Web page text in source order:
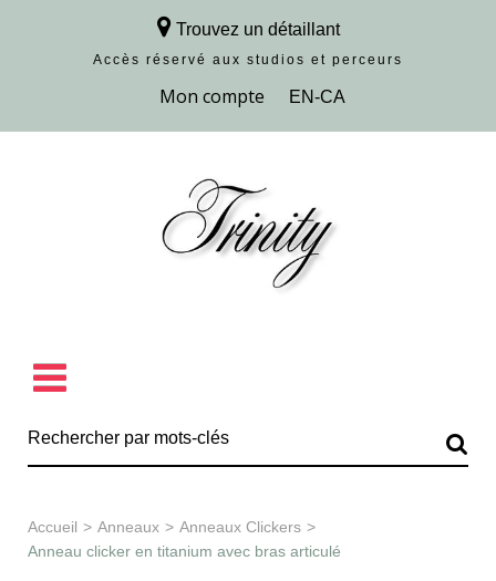
Trouvez un détaillant
Accès réservé aux studios et perceurs
Découvrir la collection
Accueil > Anneaux > Anneaux Clickers >
Anneau clicker en titanium avec bras articulé